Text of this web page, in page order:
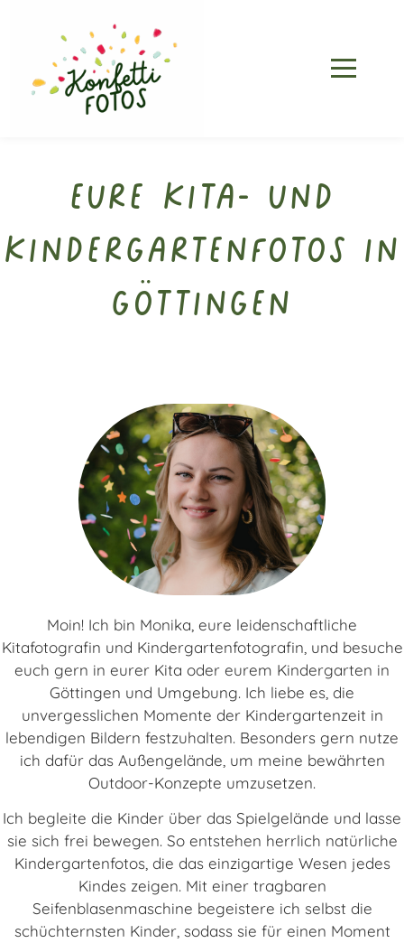
Eure Kita- und
Kindergartenfotos in
Göttingen
Moin! Ich bin Monika, eure leidenschaftliche
Kitafotografin und Kindergartenfotografin, und besuche
euch gern in eurer Kita oder eurem Kindergarten in
Göttingen und Umgebung. Ich liebe es, die
unvergesslichen Momente der Kindergartenzeit in
lebendigen Bildern festzuhalten. Besonders gern nutze
ich dafür das Außengelände, um meine bewährten
Outdoor-Konzepte umzusetzen.
Ich begleite die Kinder über das Spielgelände und lasse
sie sich frei bewegen. So entstehen herrlich natürliche
Kindergartenfotos, die das einzigartige Wesen jedes
Kindes zeigen. Mit einer tragbaren
Seifenblasenmaschine begeistere ich selbst die
schüchternsten Kinder, sodass sie für einen Moment